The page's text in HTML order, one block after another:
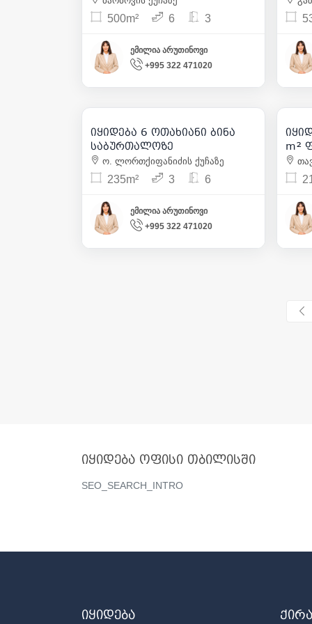
500m² 6 3
ემილია არუთინოვი
+995 322 471020
31
360 000 | m² 1 532
იყიდება 6 ოთახიანი ბინა
საბურთალოზე
ო. ლორთქიფანიძის ქუჩაზე
235m² 3 6
ემილია არუთინოვი
+995 322 471020
m²
იყიდება ოფისი თბილისში
SEO_SEARCH_INTRO
იყიდება